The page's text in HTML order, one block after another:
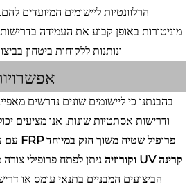
הרלוונטיות ליישומים המיועדים
מוניטורות באופן קבוע את העמידה
ונותנות ללקוחות ביטחון
בהבנתנו כי ליישומים שונים נדרשים
ודרישות אסתטיות שונות, אנו מציעים
קרינה UV וקורוזיה
ניתן לפתח פרופילי
הביצועים המבניים בתנאי עומס או